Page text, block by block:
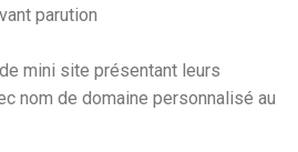
parution
mini site présentant leurs
nom de domaine personnalisé au